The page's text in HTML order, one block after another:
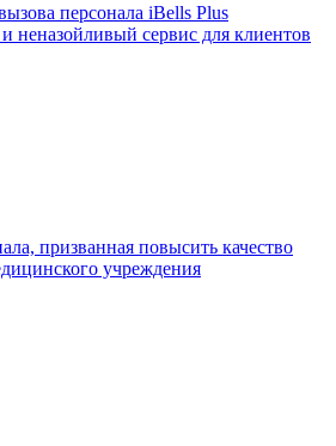
персонала iBells Plus
неназойливый сервис для клиентов
призванная повысить качество
учреждения